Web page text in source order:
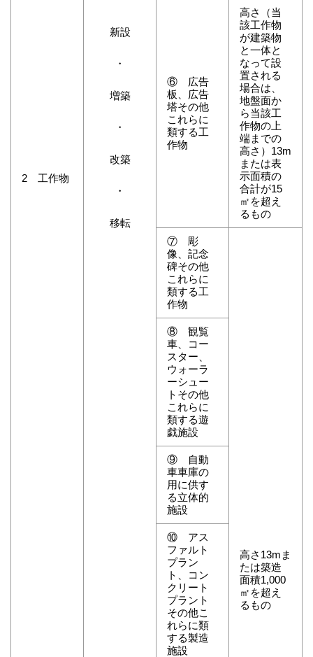
2 工作物
新設
・
増築
・
改築
・
移転
⑥ 広告
板、広告
塔その他
これらに
類する工
作物
高さ（当
該工作物
が建築物
と一体と
なって設
置される
場合は、
地盤面か
ら当該工
作物の上
端までの
高さ）13m
または表
示面積の
合計が15
㎡を超え
るもの
⑦ 彫
像、記念
碑その他
これらに
類する工
作物
高さ13mま
たは築造
面積1,000
㎡を超え
るもの
⑧ 観覧
車、コー
スター、
ウォーラ
ーシュー
トその他
これらに
類する遊
戯施設
⑨ 自動
車車庫の
用に供す
る立体的
施設
⑩ アス
ファルト
プラン
ト、コン
クリート
プラント
その他こ
れらに類
する製造
施設